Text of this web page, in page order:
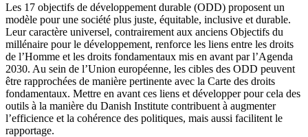
Les 17 objectifs de développement durable (ODD) proposent un
modèle pour une société plus juste, équitable, inclusive et durable.
Leur caractère universel, contrairement aux anciens Objectifs du
millénaire pour le développement, renforce les liens entre les droits
de l’Homme et les droits fondamentaux mis en avant par l’Agenda
2030. Au sein de l’Union européenne, les cibles des ODD peuvent
être rapprochées de manière pertinente avec la Carte des droits
fondamentaux. Mettre en avant ces liens et développer pour cela des
outils à la manière du Danish Institute contribuent à augmenter
l’efficience et la cohérence des politiques, mais aussi facilitent le
rapportage.